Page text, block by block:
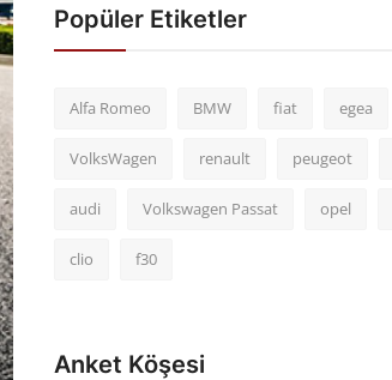
Popüler Etiketler
Alfa Romeo BMW fiat egea
VolksWagen renault peugeot
audi Volkswagen Passat opel
clio f30
Anket Köşesi